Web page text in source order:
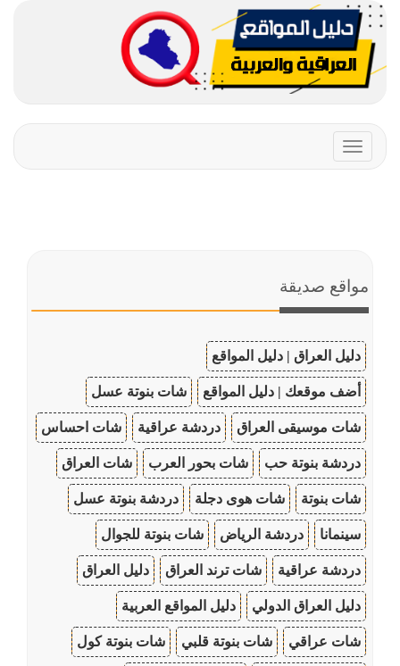
Toggle
navigation
مواقع صديقة
دليل العراق | دليل المواقع
أضف موقعك | دليل المواقع شات بنوتة عسل
شات موسيقى العراق دردشة عراقية شات احساس
دردشة بنوتة حب شات بحور العرب شات العراق
شات بنوتة شات هوى دجلة دردشة بنوتة عسل
سينمانا دردشة الرياض شات بنوتة للجوال
دردشة عراقية شات ترند العراق دليل العراق
دليل العراق الدولي دليل المواقع العربية
شات عراقي شات بنوتة قلبي شات بنوتة كول